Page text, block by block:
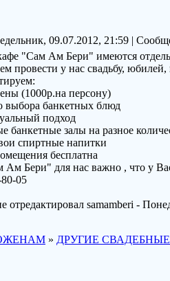
09.07.2012, 21:59 |
"Сам Ам Бери" имеются
провести у нас свадьбу,
(1000р.на персону)
выбора банкетных блюд
подход
банкетные залы на разное
спиртные напитки
бесплатна
Бери" для нас важно , что у
05
отредактировал samamberi -
» ДРУГИЕ